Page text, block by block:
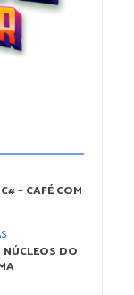
– CAFÉ COM
DO